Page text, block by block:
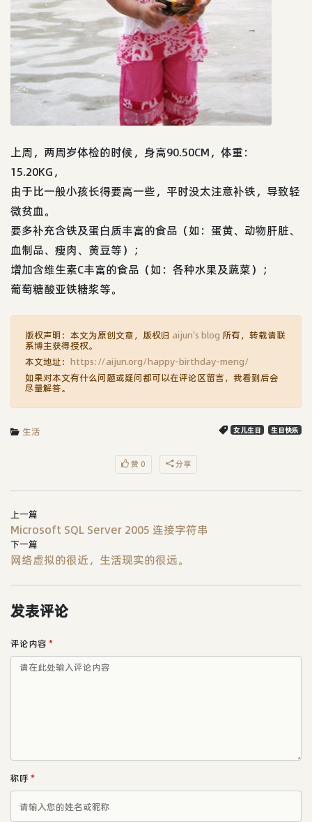
上周，两周岁体检的时候，身高90.50CM，体重：
15.20KG，
由于比一般小孩长得要高一些，平时没太注意补铁，导致轻
微贫血。
要多补充含铁及蛋白质丰富的食品（如：蛋黄、动物肝脏、
血制品、瘦肉、黄豆等）；
增加含维生素C丰富的食品（如：各种水果及蔬菜）；
葡萄糖酸亚铁糖浆等。
版权声明：本文为原创文章，版权归 aijun's blog 所有，转载请联
系博主获得授权。
本文地址： https://aijun.org/happy-birthday-meng/
如果对本文有什么问题或疑问都可以在评论区留言，我看到后会
尽量解答。
生活 女儿生日 生日快乐
赞 0 分享
上一篇
Microsoft SQL Server 2005 连接字符串
下一篇
网络虚拟的很近，生活现实的很远。
发表评论
评论内容 *
称呼*